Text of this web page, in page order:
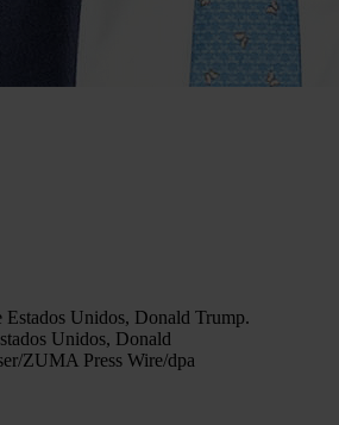
Unidos, Donald
ZUMA Press Wire/dpa